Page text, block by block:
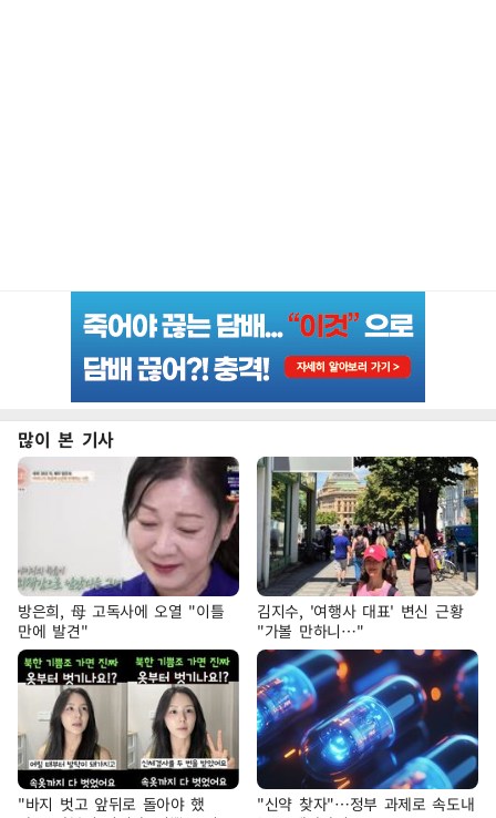
많이 본 기사
방은희, 母 고독사에 오열 "이틀
만에 발견"
김지수, '여행사 대표' 변신 근황
"가볼 만하니…"
"바지 벗고 앞뒤로 돌아야 했
"신약 찾자"…정부 과제로 속도내